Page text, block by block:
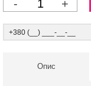
- +
Опис